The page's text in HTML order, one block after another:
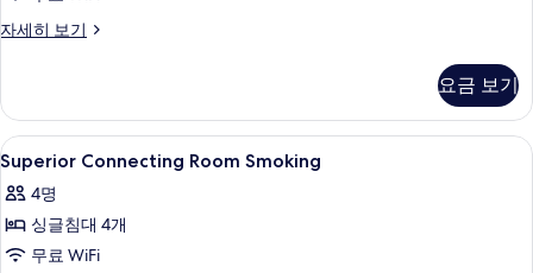
자세히 보기
객
히
보
기
요금 보기
Superior
Connecting
Room
Smoking
사
고급 침구, 오리/거위털 이불, 객실 내
1
Superior Connecting Room Smoking
4명
싱글침대 4개
무료 WiFi